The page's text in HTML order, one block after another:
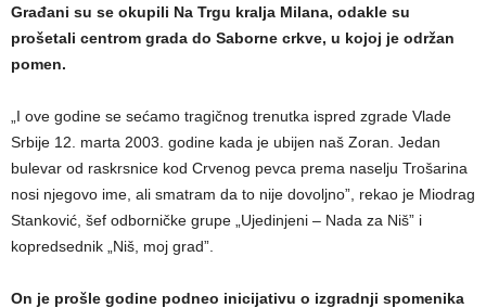
Građani su se okupili Na Trgu kralja Milana, odakle su
prošetali centrom grada do Saborne crkve, u kojoj je održan
pomen.
„I ove godine se sećamo tragičnog trenutka ispred zgrade Vlade
Srbije 12. marta 2003. godine kada je ubijen naš Zoran. Jedan
bulevar od raskrsnice kod Crvenog pevca prema naselju Trošarina
nosi njegovo ime, ali smatram da to nije dovoljno”, rekao je Miodrag
Stanković, šef odborničke grupe „Ujedinjeni – Nada za Niš” i
kopredsednik „Niš, moj grad”.
On je prošle godine podneo inicijativu o izgradnji spomenika